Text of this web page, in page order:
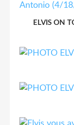
ELVIS ON